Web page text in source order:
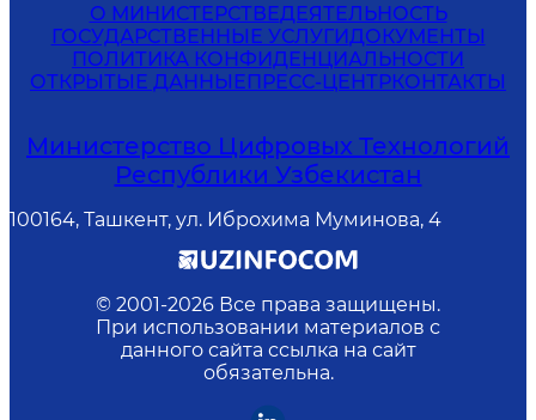
О МИНИСТЕРСТВЕДЕЯТЕЛЬНОСТЬ
ГОСУДАРСТВЕННЫЕ УСЛУГИДОКУМЕНТЫ
ПОЛИТИКА КОНФИДЕНЦИАЛЬНОСТИ
ОТКРЫТЫЕ ДАННЫЕПРЕСС-ЦЕНТРКОНТАКТЫ
Министерство Цифровых Технологий
Республики Узбекистан
100164, Ташкент, ул. Иброхима Муминова, 4
© 2001-2026 Все права защищены.
При использовании материалов с
данного сайта ссылка на сайт
обязательна.